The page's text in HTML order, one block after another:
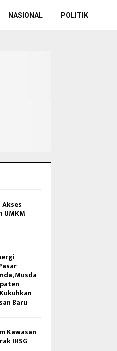
NASIONAL POLITIK
Akses
UMKM
Musda
Baru
Kawasan
IHSG